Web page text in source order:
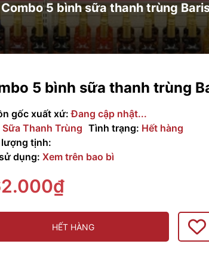
Combo 5 bình sữa thanh trùng
5 bình sữa thanh trùng
gốc xuất xứ: Đang cập nhật...
Sữa Thanh Trùng Tình trạng: Hết hàng
lượng tịnh:
dụng: Xem trên bao bì
HẾT HÀNG